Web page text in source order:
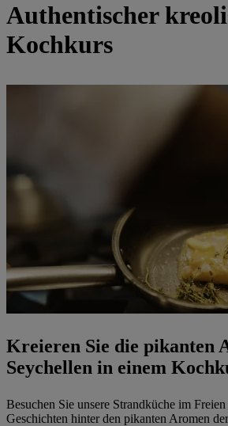
Authentischer
Kochkurs
Kreieren Sie die pikanten
Seychellen in einem
Besuchen Sie unsere Strandküche im
Geschichten hinter den pikanten Aromen